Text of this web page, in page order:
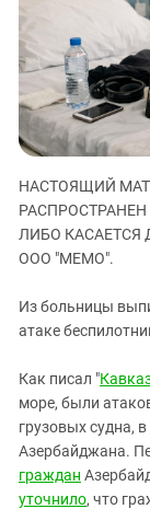
Ингушетия
Кабардино-
Калмыкия
Карачаево-
Краснодарский
Российская
Северная Осетия
Ставропольский
Чечня
Южная Осетия
Южный Кавказ
НАСТОЯЩИЙ
ЛИБО КАСАЕТСЯ
ООО "МЕМО".
Из больницы
атаке
Как писал "
море, были
грузовых судна,
Азербайджана.
граждан
уточнило, что